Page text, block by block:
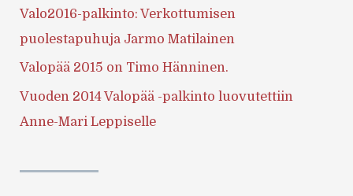
Valo2016-palkinto: Verkottumisen
puolestapuhuja Jarmo Matilainen
Valopää 2015 on Timo Hänninen.
Vuoden 2014 Valopää -palkinto luovutettiin
Anne-Mari Leppiselle